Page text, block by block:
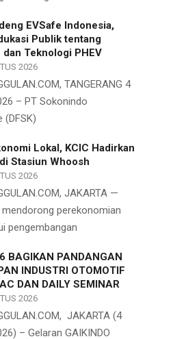
EVSafe Indonesia,
Publik tentang
dan Teknologi PHEV
2026
TANGERANG 4
– PT Sokonindo
(DFSK)
Lokal, KCIC Hadirkan
Stasiun Whoosh
2026
JAKARTA —
mendorong perekonomian
pengembangan
BAGIKAN PANDANGAN
INDUSTRI OTOMOTIF
DAN DAILY SEMINAR
2026
JAKARTA (4
– Gelaran GAIKINDO